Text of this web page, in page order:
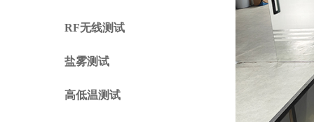
RF无线测试
盐雾测试
高低温测试